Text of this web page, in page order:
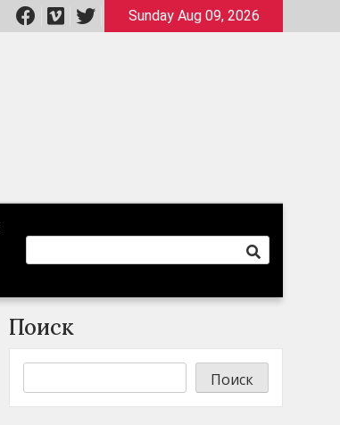
Sunday Aug 09, 2026
Поиск
Поиск